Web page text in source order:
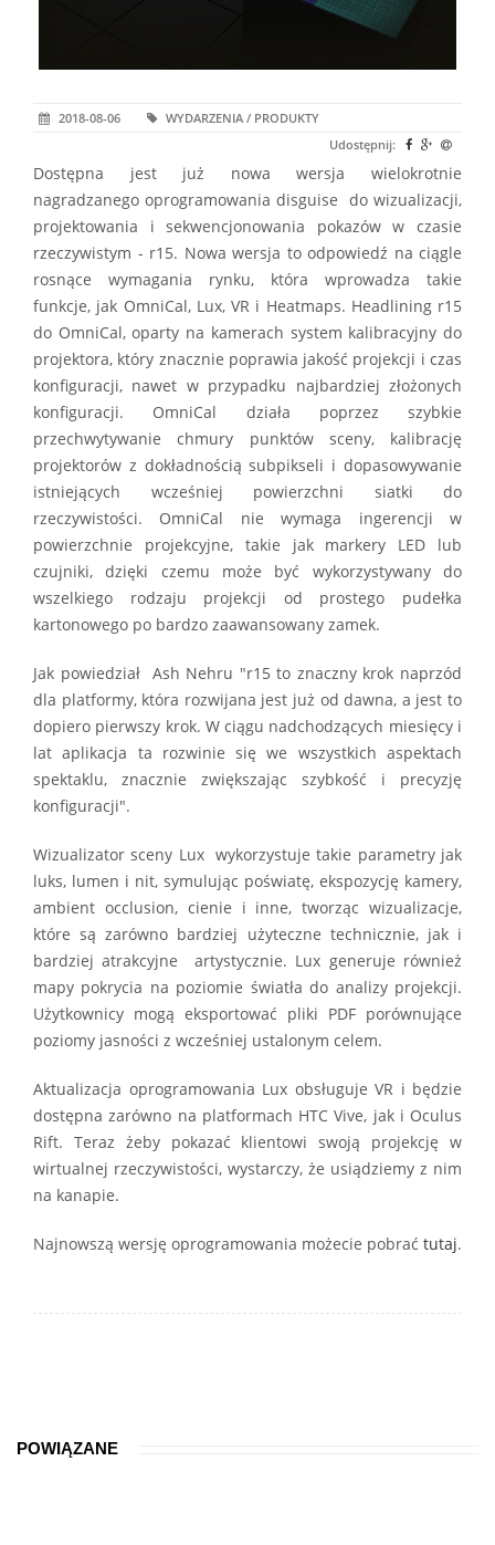
2018-08-06
WYDARZENIA / PRODUKTY
Udostępnij:
Dostępna jest już nowa wersja wielokrotnie
nagradzanego oprogramowania disguise do wizualizacji,
projektowania i sekwencjonowania pokazów w czasie
rzeczywistym - r15. Nowa wersja to odpowiedź na ciągle
rosnące wymagania rynku, która wprowadza takie
funkcje, jak OmniCal, Lux, VR i Heatmaps. Headlining r15
do OmniCal, oparty na kamerach system kalibracyjny do
projektora, który znacznie poprawia jakość projekcji i czas
konfiguracji, nawet w przypadku najbardziej złożonych
konfiguracji. OmniCal działa poprzez szybkie
przechwytywanie chmury punktów sceny, kalibrację
projektorów z dokładnością subpikseli i dopasowywanie
istniejących wcześniej powierzchni siatki do
rzeczywistości. OmniCal nie wymaga ingerencji w
powierzchnie projekcyjne, takie jak markery LED lub
czujniki, dzięki czemu może być wykorzystywany do
wszelkiego rodzaju projekcji od prostego pudełka
kartonowego po bardzo zaawansowany zamek.
Jak powiedział Ash Nehru "r15 to znaczny krok naprzód
dla platformy, która rozwijana jest już od dawna, a jest to
dopiero pierwszy krok. W ciągu nadchodzących miesięcy i
lat aplikacja ta rozwinie się we wszystkich aspektach
spektaklu, znacznie zwiększając szybkość i precyzję
konfiguracji".
Wizualizator sceny Lux wykorzystuje takie parametry jak
luks, lumen i nit, symulując poświatę, ekspozycję kamery,
ambient occlusion, cienie i inne, tworząc wizualizacje,
które są zarówno bardziej użyteczne technicznie, jak i
bardziej atrakcyjne artystycznie. Lux generuje również
mapy pokrycia na poziomie światła do analizy projekcji.
Użytkownicy mogą eksportować pliki PDF porównujące
poziomy jasności z wcześniej ustalonym celem.
Aktualizacja oprogramowania Lux obsługuje VR i będzie
dostępna zarówno na platformach HTC Vive, jak i Oculus
Rift. Teraz żeby pokazać klientowi swoją projekcję w
wirtualnej rzeczywistości, wystarczy, że usiądziemy z nim
na kanapie.
Najnowszą wersję oprogramowania możecie pobrać tutaj.
POWIĄZANE